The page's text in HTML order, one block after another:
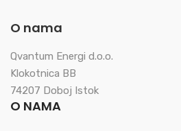
O nama
Qvantum Energi d.o.o.
Klokotnica BB
74207 Doboj Istok
O NAMA